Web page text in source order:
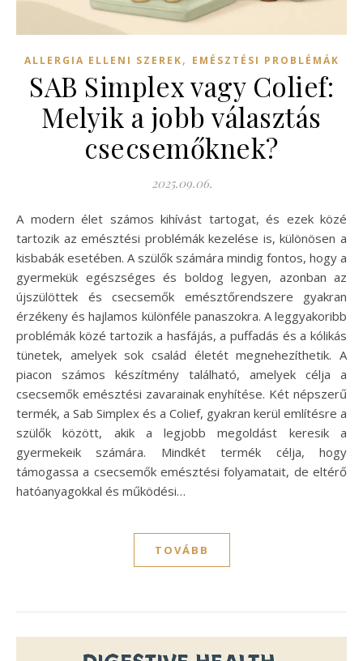
ALLERGIA ELLENI SZEREK, EMÉSZTÉSI PROBLÉMÁK
SAB Simplex vagy Colief:
Melyik a jobb választás
csecsemőknek?
2025.09.06.
A modern élet számos kihívást tartogat, és ezek közé
tartozik az emésztési problémák kezelése is, különösen a
kisbabák esetében. A szülők számára mindig fontos, hogy a
gyermekük egészséges és boldog legyen, azonban az
újszülöttek és csecsemők emésztőrendszere gyakran
érzékeny és hajlamos különféle panaszokra. A leggyakoribb
problémák közé tartozik a hasfájás, a puffadás és a kólikás
tünetek, amelyek sok család életét megnehezíthetik. A
piacon számos készítmény található, amelyek célja a
csecsemők emésztési zavarainak enyhítése. Két népszerű
termék, a Sab Simplex és a Colief, gyakran kerül említésre a
szülők között, akik a legjobb megoldást keresik a
gyermekeik számára. Mindkét termék célja, hogy
támogassa a csecsemők emésztési folyamatait, de eltérő
hatóanyagokkal és működési…
TOVÁBB